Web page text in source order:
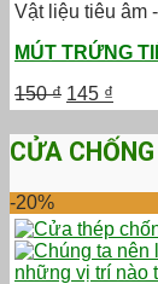
Vật liệu tiêu âm
MÚT TRỨNG
150₫ Giá
gốc
là:
150 ₫.
145 ₫
hiện
tại
là:
CỬA
-20%